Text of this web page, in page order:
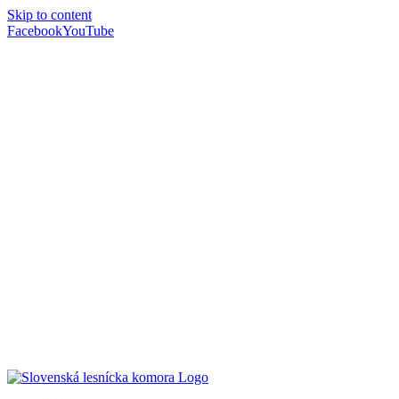
Skip to content
FacebookYouTube